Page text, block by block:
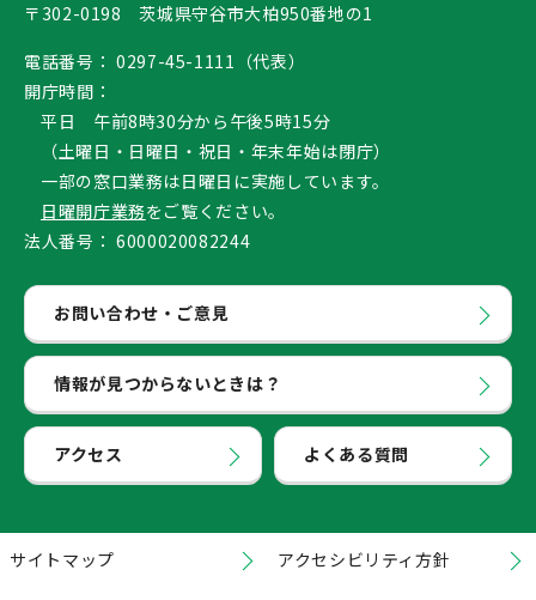
〒302-0198 茨城県守谷市大柏950番地の1
電話番号： 0297-45-1111（代表）
開庁時間：
平日 午前8時30分から午後5時15分
（土曜日・日曜日・祝日・年末年始は閉庁）
一部の窓口業務は日曜日に実施しています。
日曜開庁業務をご覧ください。
法人番号： 6000020082244
お問い合わせ・ご意見
情報が見つからないときは？
アクセス よくある質問
サイトマップ アクセシビリティ方針